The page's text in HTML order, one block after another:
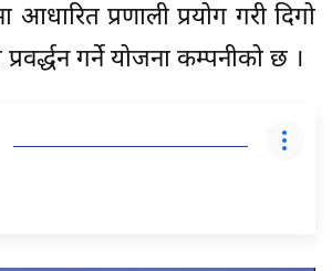
आधारित प्रणाली प्रयोग गरी दिगो
प्रवर्द्धन गर्ने योजना कम्पनीको छ ।